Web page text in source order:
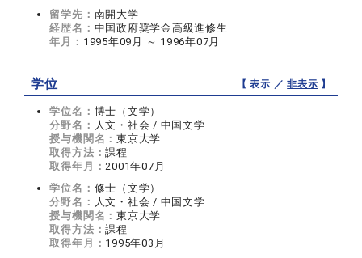
留学先： 南開大学
経歴名： 中国政府奨学金高級進修生
年月： 1995年09月 ～ 1996年07月
学位 【 表示 ／非表示 】
学位名： 博士（文学）
分野名： 人文・社会 / 中国文学
授与機関名：東京大学
取得方法：課程
取得年月：2001年07月
学位名： 修士（文学）
分野名： 人文・社会 / 中国文学
授与機関名：東京大学
取得方法：課程
取得年月： 1995年03月